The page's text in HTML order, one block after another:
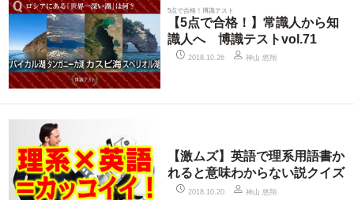
5点で合格！博識テスト
【5点で合格！】常識人から知
識人へ 博識テストvol.71
2018.10.26 神山 悠翔
【激ムズ】英語で理系用語書か
れると意味わからない説クイズ
2018.10.20 神山 悠翔